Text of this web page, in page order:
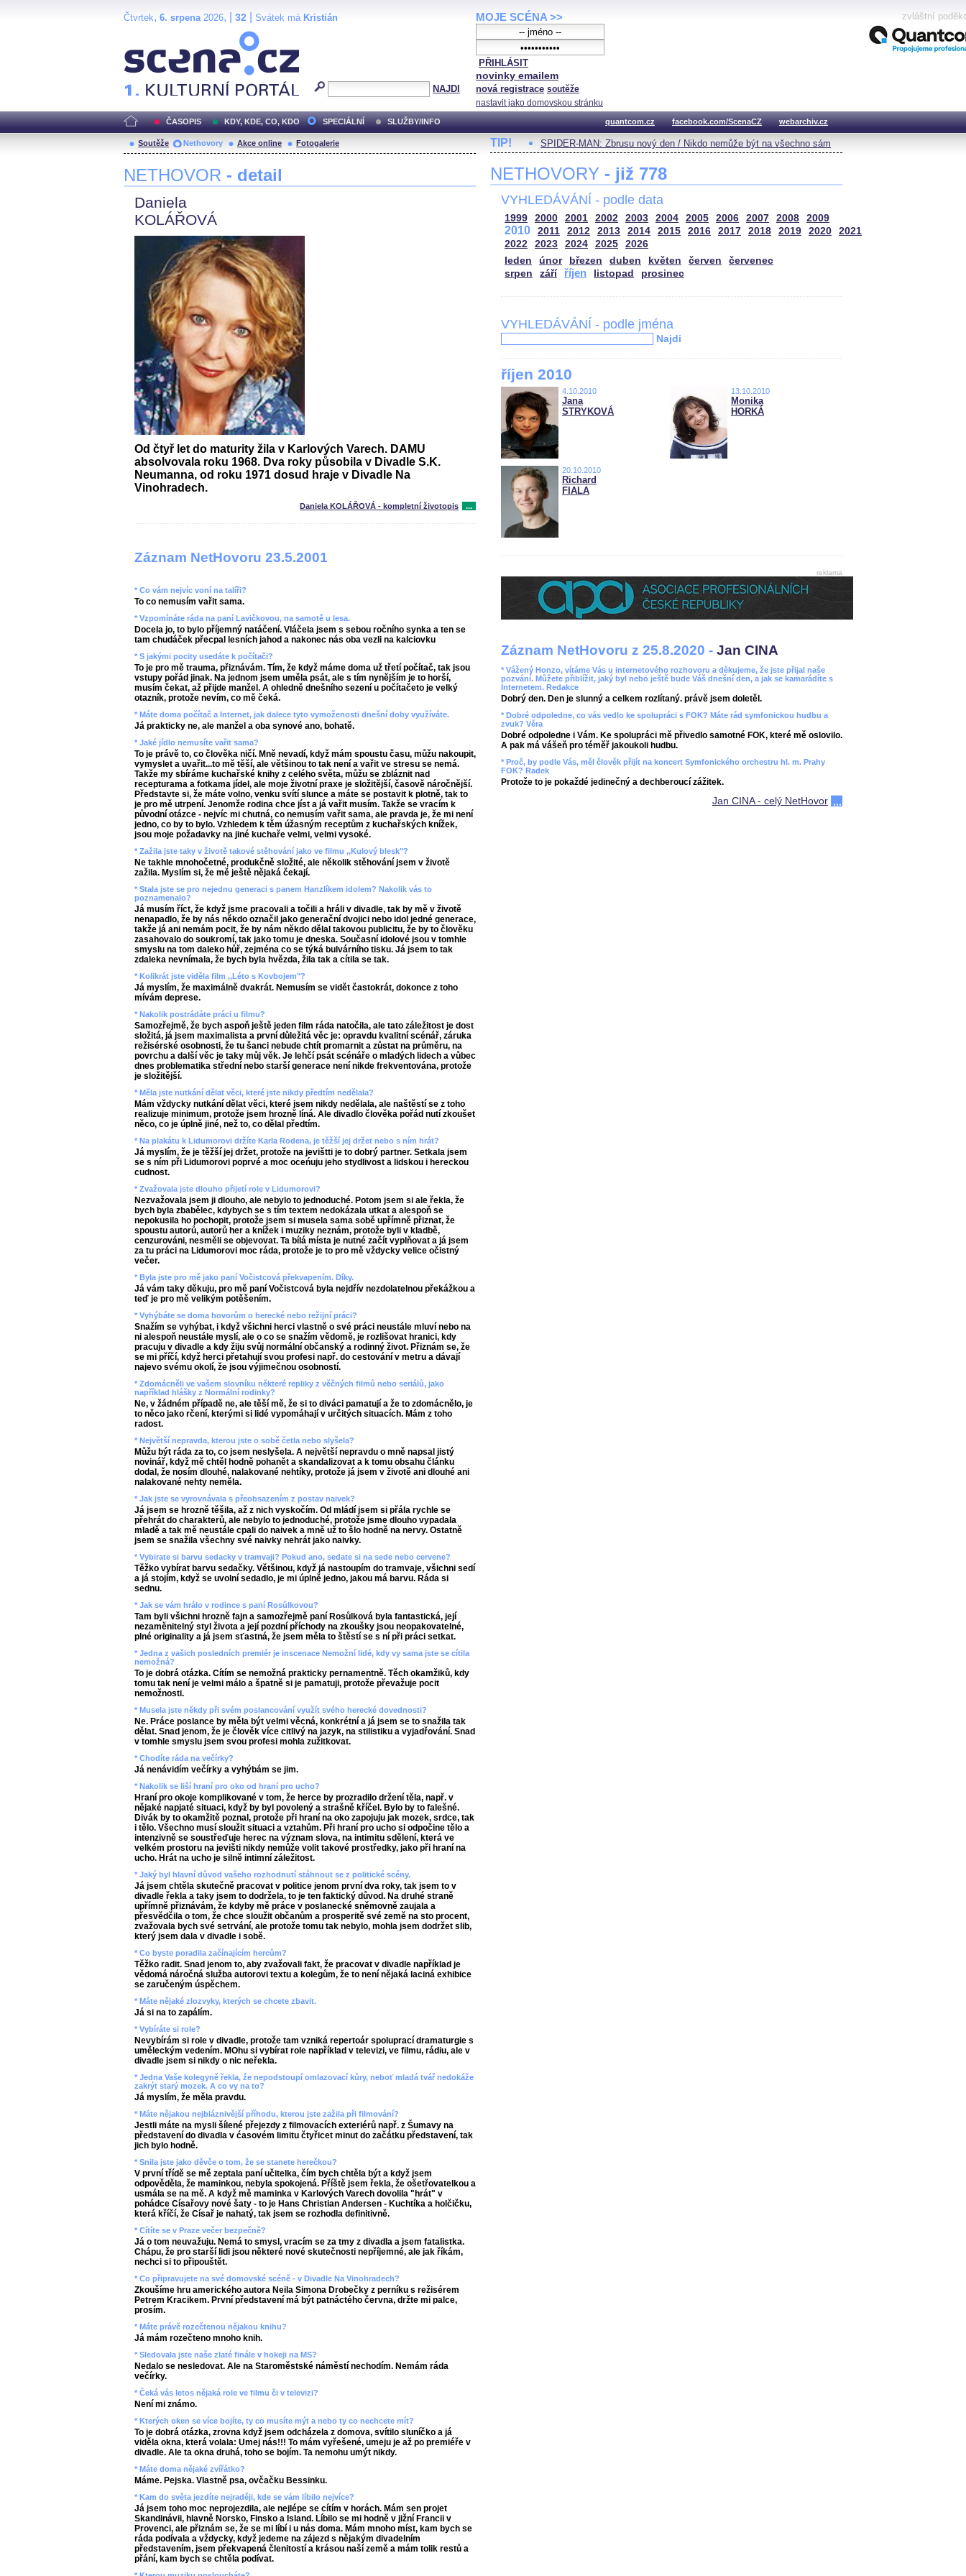
Čtvrtek, 6. srpena2026, | 32 Svátek má Kristián
NAJDI
MOJE SCÉNA >>
PŘIHLÁSIT
novinky emailem
nová registrace soutěže
nastavit jako domovskou stránku
zvláštní
ČASOPIS KDY, KDE, CO, KDO SPECIÁLNÍ SLUŽBY/INFO quantcom.cz facebook.com/ScenaCZ webarchiv.cz
Soutěže Nethovory Akce online Fotogalerie
NETHOVOR - detail
Daniela
KOLÁŘOVÁ
Od čtyř let do maturity žila v Karlových Varech. DAMU
absolvovala roku 1968. Dva roky působila v Divadle S.K.
Neumanna, od roku 1971 dosud hraje v Divadle Na
Vinohradech.
Daniela KOLÁŘOVÁ - kompletní životopis ...
Záznam NetHovoru 23.5.2001
* Co vám nejvíc voní na talíři?
To co nemusím vařit sama.
* Vzpomínáte ráda na paní Lavičkovou, na samotě u lesa.
Docela jo, to bylo příjemný natáčení. Vláčela jsem s sebou ročního synka a ten se
tam chudáček přecpal lesních jahod a nakonec nás oba vezli na kalciovku
* S jakými pocity usedáte k počítači?
To je pro mě trauma, přiznávám. Tím, že když máme doma už třetí počítač, tak jsou
vstupy pořád jinak. Na jednom jsem uměla psát, ale s tím nynějším je to horší,
musím čekat, až přijde manžel. A ohledně dnešního sezení u počítačeto je velký
otazník, protože nevím, co mě čeká.
* Máte doma počítač a Internet, jak dalece tyto vymoženosti dnešní doby využíváte.
Já prakticky ne, ale manžel a oba synové ano, bohatě.
* Jaké jídlo nemusíte vařit sama?
To je právě to, co člověka ničí. Mně nevadí, když mám spoustu času, můžu nakoupit,
vymyslet a uvařit...to mě těší, ale většinou to tak není a vařit ve stresu se nemá.
Takže my sbíráme kuchařské knihy z celého světa, můžu se zbláznit nad
recepturama a fotkama jídel, ale moje životní praxe je složitější, časově náročnější.
Představte si, že máte volno, venku svítí slunce a máte se postavit k plotně, tak to
je pro mě utrpení. Jenomže rodina chce jíst a já vařit musím. Takže se vracím k
původní otázce - nejvíc mi chutná, co nemusím vařit sama, ale pravda je, že mi není
jedno, co by to bylo. Vzhledem k těm úžasným receptům z kuchařských knížek,
jsou moje požadavky na jiné kuchaře velmi, velmi vysoké.
* Zažila jste taky v životě takové stěhování jako ve filmu ,,Kulový blesk"?
Ne takhle mnohočetné, produkčně složité, ale několik stěhování jsem v životě
zažila. Myslím si, že mě ještě nějaká čekají.
* Stala jste se pro nejednu generaci s panem Hanzlíkem idolem? Nakolik vás to
poznamenalo?
Já musím říct, že když jsme pracovali a točili a hráli v divadle, tak by mě v životě
nenapadlo, že by nás někdo označil jako generační dvojici nebo idol jedné generace,
takže já ani nemám pocit, že by nám někdo dělal takovou publicitu, že by to člověku
zasahovalo do soukromí, tak jako tomu je dneska. Současní idolové jsou v tomhle
smyslu na tom daleko hůř, zejména co se týká bulvárního tisku. Já jsem to tak
zdaleka nevnímala, že bych byla hvězda, žila tak a cítila se tak.
* Kolikrát jste viděla film ,,Léto s Kovbojem"?
Já myslím, že maximálně dvakrát. Nemusím se vidět častokrát, dokonce z toho
mívám deprese.
* Nakolik postrádáte práci u filmu?
Samozřejmě, že bych aspoň ještě jeden film ráda natočila, ale tato záležitost je dost
složitá, já jsem maximalista a první důležitá věc je: opravdu kvalitní scénář, záruka
režisérské osobnosti, že tu šanci nebude chtít promarnit a zůstat na průměru, na
povrchu a další věc je taky můj věk. Je lehčí psát scénáře o mladých lidech a vůbec
dnes problematika střední nebo starší generace není nikde frekventována, protože
je složitější.
* Měla jste nutkání dělat věci, které jste nikdy předtím nedělala?
Mám vždycky nutkání dělat věci, které jsem nikdy nedělala, ale naštěstí se z toho
realizuje minimum, protože jsem hrozně líná. Ale divadlo člověka pořád nutí zkoušet
něco, co je úplně jiné, než to, co dělal předtím.
* Na plakátu k Lidumorovi držíte Karla Rodena, je těžší jej držet nebo s ním hrát?
Já myslím, že je těžší jej držet, protože na jevištti je to dobrý partner. Setkala jsem
se s ním při Lidumorovi poprvé a moc oceńuju jeho stydlivost a lidskou i hereckou
cudnost.
* Zvažovala jste dlouho přijetí role v Lidumorovi?
Nezvažovala jsem ji dlouho, ale nebylo to jednoduché. Potom jsem si ale řekla, že
bych byla zbabělec, kdybych se s tím textem nedokázala utkat a alespoň se
nepokusila ho pochopit, protože jsem si musela sama sobě upřímně přiznat, že
spoustu autorů, autorů her a knížek i muziky neznám, protože byli v kladbě,
cenzurováni, nesměli se objevovat. Ta bílá místa je nutné začít vyplňovat a já jsem
za tu práci na Lidumorovi moc ráda, protože je to pro mě vždycky velice očistný
večer.
* Byla jste pro mě jako paní Vočistcová překvapením. Díky.
Já vám taky děkuju, pro mě paní Vočistcová byla nejdřív nezdolatelnou překážkou a
teď je pro mě velikým potěšením.
* Vyhýbáte se doma hovorům o herecké nebo režijní práci?
Snažím se vyhýbat, i když všichni herci vlastně o své práci neustále mluví nebo na
ni alespoň neustále myslí, ale o co se snažím vědomě, je rozlišovat hranici, kdy
pracuju v divadle a kdy žiju svůj normální občanský a rodinný život. Přiznám se, že
se mi příčí, když herci přetahují svou profesi např. do cestování v metru a dávají
najevo svému okolí, že jsou výjimečnou osobností.
* Zdomácněli ve vašem slovníku některé repliky z věčných filmů nebo seriálů, jako
například hlášky z Normální rodinky?
Ne, v žádném případě ne, ale těší mě, že si to diváci pamatují a že to zdomácnělo, je
to něco jako rčení, kterými si lidé vypomáhají v určitých situacích. Mám z toho
radost.
* Největší nepravda, kterou jste o sobě četla nebo slyšela?
Můžu být ráda za to, co jsem neslyšela. A největší nepravdu o mně napsal jistý
novinář, když mě chtěl hodně pohanět a skandalizovat a k tomu obsahu článku
dodal, že nosím dlouhé, nalakované nehtíky, protože já jsem v životě ani dlouhé ani
nalakované nehty neměla.
* Jak jste se vyrovnávala s přeobsazením z postav naivek?
Já jsem se hrozně těšila, až z nich vyskočím. Od mládí jsem si přála rychle se
přehrát do charakterů, ale nebylo to jednoduché, protože jsme dlouho vypadala
mladě a tak mě neustále cpali do naivek a mně už to šlo hodně na nervy. Ostatně
jsem se snažila všechny své naivky nehrát jako naivky.
* Vybirate si barvu sedacky v tramvaji? Pokud ano, sedate si na sede nebo cervene?
Těžko vybírat barvu sedačky. Většinou, když já nastoupím do tramvaje, všichni sedí
a já stojím, když se uvolní sedadlo, je mi úplně jedno, jakou má barvu. Ráda si
sednu.
* Jak se vám hrálo v rodince s paní Rosůlkovou?
Tam byli všichni hrozně fajn a samozřejmě paní Rosůlková byla fantastická, její
nezaměnitelný styl života a její pozdní příchody na zkoušky jsou neopakovatelné,
plné originality a já jsem sťastná, že jsem měla to štěstí se s ní při práci setkat.
* Jedna z vašich posledních premiér je inscenace Nemožní lidé, kdy vy sama jste se cítila
nemožná?
To je dobrá otázka. Cítím se nemožná prakticky pernamentně. Těch okamžiků, kdy
tomu tak není je velmi málo a špatně si je pamatuji, protože převažuje pocit
nemožnosti.
* Musela jste někdy při svém poslancování využít svého herecké dovednosti?
Ne. Práce poslance by měla být velmi věcná, konkrétní a já jsem se to snažila tak
dělat. Snad jenom, že je člověk více citlivý na jazyk, na stilistiku a vyjadřování. Snad
v tomhle smyslu jsem svou profesi mohla zužitkovat.
* Chodíte ráda na večírky?
Já nenávidím večírky a vyhýbám se jim.
* Nakolik se liší hraní pro oko od hraní pro ucho?
Hraní pro okoje komplikované v tom, že herce by prozradilo držení těla, např. v
nějaké napjaté situaci, když by byl povolený a strašně kříčel. Bylo by to falešné.
Divák by to okamžitě poznal, protože při hraní na oko zapojuju jak mozek, srdce, tak
i tělo. Všechno musí sloužit situaci a vztahům. Při hraní pro ucho si odpočine tělo a
intenzivně se soustřeďuje herec na význam slova, na intimitu sdělení, která ve
velkém prostoru na jevišti nikdy nemůže volit takové prostředky, jako při hraní na
ucho. Hrát na ucho je silně intimní záležitost.
* Jaký byl hlavní důvod vašeho rozhodnutí stáhnout se z politické scény.
Já jsem chtěla skutečně pracovat v politice jenom první dva roky, tak jsem to v
divadle řekla a taky jsem to dodržela, to je ten faktický důvod. Na druhé straně
upřímně přiznávám, že kdyby mě práce v poslanecké sněmovně zaujala a
přesvědčila o tom, že chce sloužit občanům a prosperitě své země na sto procent,
zvažovala bych své setrvání, ale protože tomu tak nebylo, mohla jsem dodržet slib,
který jsem dala v divadle i sobě.
* Co byste poradila začínajícím hercům?
Těžko radit. Snad jenom to, aby zvažovali fakt, že pracovat v divadle například je
vědomá náročná služba autorovi textu a kolegům, že to není nějaká laciná exhibice
se zaručeným úspěchem.
* Máte nějaké zlozvyky, kterých se chcete zbavit.
Já si na to zapálím.
* Vybíráte si role?
Nevybírám si role v divadle, protože tam vzniká repertoár spoluprací dramaturgie s
uměleckým vedením. MOhu si vybírat role například v televizi, ve filmu, rádiu, ale v
divadle jsem si nikdy o nic neřekla.
* Jedna Vaše kolegyně řekla, že nepodstoupí omlazovací kůry, neboť mladá tvář nedokáže
zakrýt starý mozek. A co vy na to?
Já myslím, že měla pravdu.
* Máte nějakou nejbláznivější příhodu, kterou jste zažila při filmování?
Jestli máte na mysli šílené přejezdy z filmovacích exteriérů např. z Šumavy na
představení do divadla v ćasovém limitu čtyřicet minut do začátku představení, tak
jich bylo hodně.
* Snila jste jako děvče o tom, že se stanete herečkou?
V první třídě se mě zeptala paní učitelka, čím bych chtěla být a když jsem
odpověděla, že maminkou, nebyla spokojená. Příště jsem řekla, že ošetřovatelkou a
usmála se na mě. A když mě maminka v Karlových Varech dovolila "hrát" v
pohádce Císařovy nové šaty - to je Hans Christian Andersen - Kuchtíka a holčičku,
která kříčí, že Císař je nahatý, tak jsem se rozhodla definitivně.
* Cítíte se v Praze večer bezpečně?
Já o tom neuvažuju. Nemá to smysl, vracím se za tmy z divadla a jsem fatalistka.
Chápu, že pro starší lidi jsou některé nové skutečnosti nepříjemné, ale jak říkám,
nechci si to připouštět.
* Co připravujete na své domovské scéně - v Divadle Na Vinohradech?
Zkoušíme hru amerického autora Neila Simona Drobečky z perníku s režisérem
Petrem Kracikem. První představení má být patnáctého června, držte mi palce,
prosím.
* Máte právě rozečtenou nějakou knihu?
Já mám rozečteno mnoho knih.
* Sledovala jste naše zlaté finále v hokeji na MS?
Nedalo se nesledovat. Ale na Staroměstské náměstí nechodím. Nemám ráda
večírky.
* Čeká vás letos nějaká role ve filmu či v televizi?
Není mi známo.
* Kterých oken se více bojíte, ty co musíte mýt a nebo ty co nechcete mít?
To je dobrá otázka, zrovna když jsem odcházela z domova, svítilo sluníčko a já
viděla okna, která volala: Umej nás!!! To mám vyřešené, umeju je až po premiéře v
divadle. Ale ta okna druhá, toho se bojím. Ta nemohu umýt nikdy.
* Máte doma nějaké zvířátko?
Máme. Pejska. Vlastně psa, ovčačku Bessinku.
* Kam do světa jezdíte nejraději, kde se vám líbilo nejvíce?
Já jsem toho moc neprojezdila, ale nejlépe se cítím v horách. Mám sen projet
Skandinávii, hlavně Norsko, Finsko a Island. Líbilo se mi hodně v jižní Francii v
Provenci, ale přiznám se, že se mi líbí i u nás doma. Mám mnoho míst, kam bych se
ráda podívala a vždycky, když jedeme na zájezd s nějakým divadelním
představením, jsem překvapená členitostí a krásou naší země a mám tolik restů a
přání, kam bych se chtěla podívat.
TIP! SPIDER-MAN: Zbrusu nový den / Nikdo nemůže být na všechno sám
NETHOVORY - již 778
VYHLEDÁVÁNÍ - podle data
1999 2000 2001 2002 2003 2004 2005 2006 2007 2008 2009
2010 2011 2012 2013 2014 2015 2016 2017 2018 2019 2020
2021
2022
2023 2024 2025
2026
leden
únor březen duben květen červen
červenec
srpen
září říjen listopad prosinec
VYHLEDÁVÁNÍ - podle jména
Najdi
říjen 2010
4.10.2010
Jana
STRYKOVÁ
13.10.2010
Monika
HORKÁ
20.10.2010
Richard
FIALA
reklama
Záznam NetHovoru z 25.8.2020 - Jan CINA
* Vážený Honzo, vítáme Vás u internetového rozhovoru a děkujeme, že jste přijal naše
pozvání. Můžete přiblížit, jaký byl nebo ještě bude Váš dnešní den, a jak se kamarádíte s
Internetem. Redakce
Dobrý den. Den je slunný a celkem rozlítaný. právě jsem doletěl.
* Dobré odpoledne, co vás vedlo ke spolupráci s FOK? Máte rád symfonickou hudbu a
zvuk? Věra
Dobré odpoledne i Vám. Ke spolupráci mě přivedlo samotné FOK, které mě oslovilo.
A pak má vášeň pro téměř jakoukoli hudbu.
* Proč, by podle Vás, měl člověk přijít na koncert Symfonického orchestru hl. m. Prahy
FOK? Radek
Protože to je pokaždé jedinečný a dechberoucí zážitek.
Jan CINA - celý NetHovor